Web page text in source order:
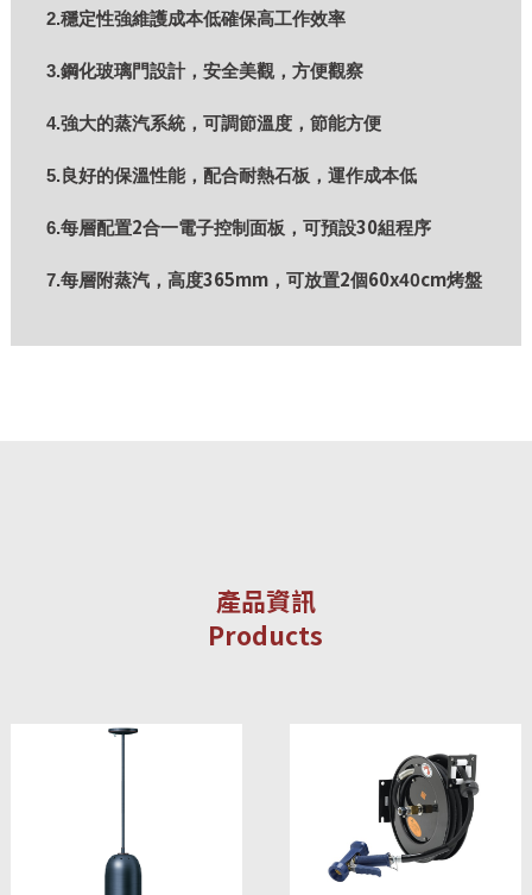
2.穩定性強維護成本低確保高工作效率
3.鋼化玻璃門設計，安全美觀，方便觀察
4.強大的蒸汽系統，可調節溫度，節能方便
5.良好的保溫性能，配合耐熱石板，運作成本低
6.每層配置2合一電子控制面板，可預設30組程序
7.每層附蒸汽，高度365mm，可放置2個60x40cm烤盤
產品資訊
Products